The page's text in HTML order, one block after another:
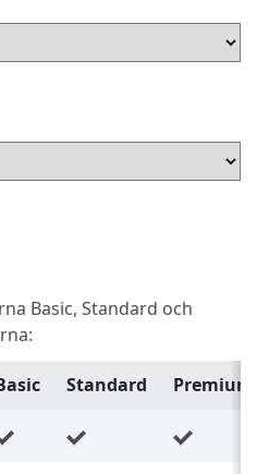
Basic, Standard och
Standard Premium